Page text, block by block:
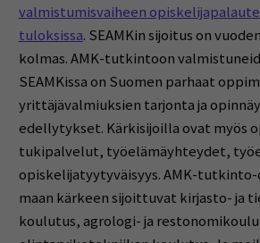
valmistumisvaiheen
tuloksissa. SEAMKin sijoitus on
kolmas. AMK-tutkintoon
SEAMKissa on Suomen parhaat
yrittäjävalmiuksien tarjonta ja
edellytykset. Kärkisijoilla ovat myös
tukipalvelut, työelämäyhteydet,
opiskelijatyytyväisyys. AMK-
maan kärkeen sijoittuvat kirjasto- ja
koulutus, agrologi- ja